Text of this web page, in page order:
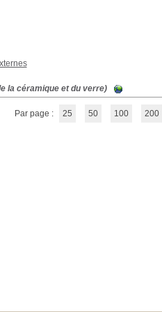
la céramique et du verre)
Par page : 25 50 100 200